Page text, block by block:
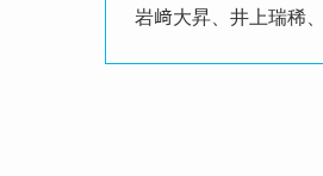
岩﨑大昇、井上瑞稀